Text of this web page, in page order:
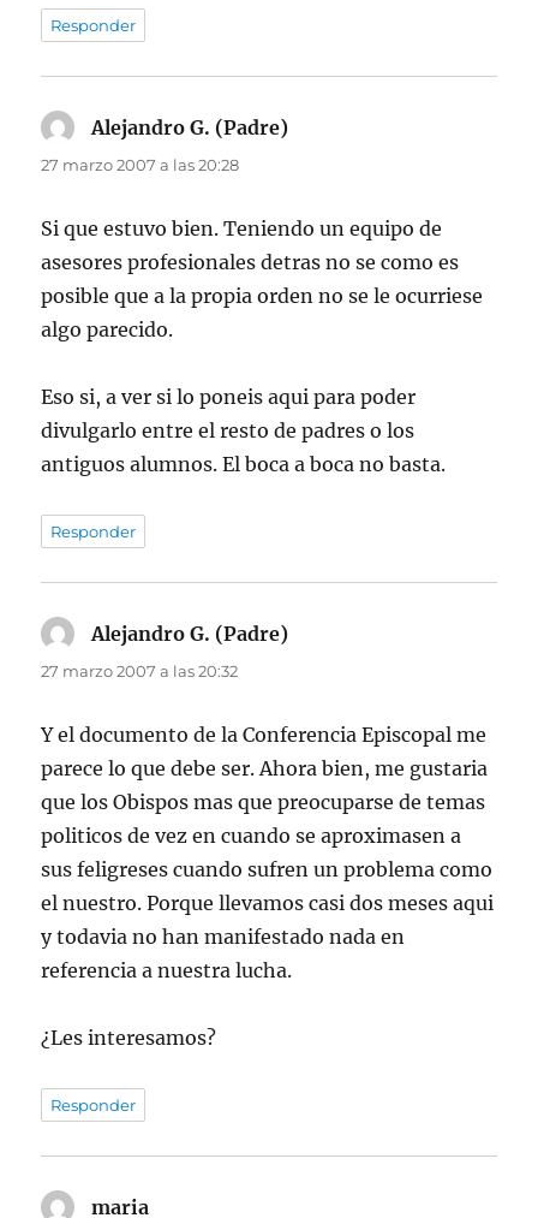
Responder
Alejandro G. (Padre)
27 marzo 2007 a las 20:28
Si que estuvo bien. Teniendo un equipo de
asesores profesionales detras no se como es
posible que a la propia orden no se le ocurriese
algo parecido.
Eso si, a ver si lo poneis aqui para poder
divulgarlo entre el resto de padres o los
antiguos alumnos. El boca a boca no basta.
Responder
Alejandro G. (Padre)
27 marzo 2007 a las 20:32
Y el documento de la Conferencia Episcopal me
parece lo que debe ser. Ahora bien, me gustaria
que los Obispos mas que preocuparse de temas
politicos de vez en cuando se aproximasen a
sus feligreses cuando sufren un problema como
el nuestro. Porque llevamos casi dos meses aqui
y todavia no han manifestado nada en
referencia a nuestra lucha.
¿Les interesamos?
Responder
maria